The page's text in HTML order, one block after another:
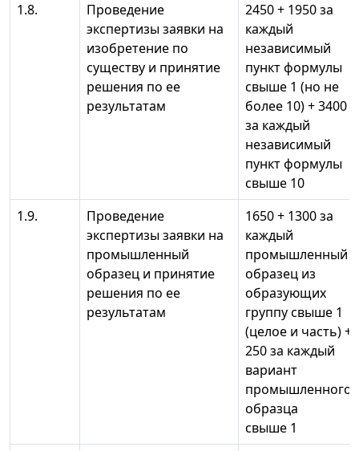
1.8.
Проведение
экспертизы заявки на
изобретение по
существу и принятие
решения по ее
результатам
2450 + 1950 за
каждый
независимый
пункт формулы
свыше 1 (но не
более 10) + 3400
за каждый
независимый
пункт формулы
свыше 10
1.9.
Проведение
экспертизы заявки на
промышленный
образец и принятие
решения по ее
результатам
1650 + 1300 за
каждый
промышленный
образец из
образующих
группу свыше 1
(целое и часть) +
250 за каждый
вариант
промышленного
образца
свыше 1